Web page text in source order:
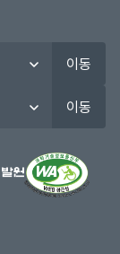
이동
이동